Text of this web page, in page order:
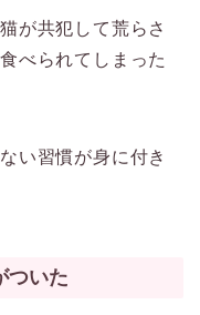
が共犯して荒らさ
べられてしまった
い習慣が身に付き
ついた